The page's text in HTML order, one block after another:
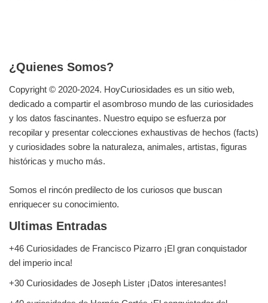
¿Quienes Somos?
Copyright © 2020-2024. HoyCuriosidades es un sitio web,
dedicado a compartir el asombroso mundo de las curiosidades
y los datos fascinantes. Nuestro equipo se esfuerza por
recopilar y presentar colecciones exhaustivas de hechos (facts)
y curiosidades sobre la naturaleza, animales, artistas, figuras
históricas y mucho más.
Somos el rincón predilecto de los curiosos que buscan
enriquecer su conocimiento.
Ultimas Entradas
+46 Curiosidades de Francisco Pizarro ¡El gran conquistador
del imperio inca!
+30 Curiosidades de Joseph Lister ¡Datos interesantes!